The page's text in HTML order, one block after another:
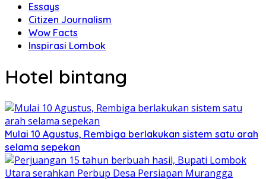
Essays
Citizen Journalism
Wow Facts
Inspirasi Lombok
Hotel bintang
Mulai 10 Agustus, Rembiga berlakukan sistem satu arah
selama sepekan